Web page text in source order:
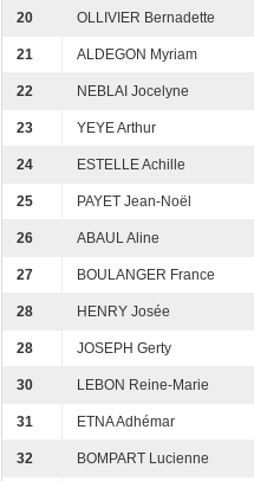
20 OLLIVIER Bernadette
21 ALDEGON Myriam
22 NEBLAI Jocelyne
23 YEYE Arthur
24 ESTELLE Achille
25 PAYET Jean-Noël
26 ABAUL Aline
27 BOULANGER France
28 HENRY Josée
28 JOSEPH Gerty
30 LEBON Reine-Marie
31 ETNA Adhémar
32 BOMPART Lucienne